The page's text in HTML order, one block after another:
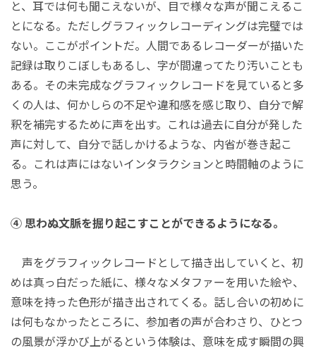
と、耳では何も聞こえないが、目で様々な声が聞こえるこ
とになる。ただしグラフィックレコーディングは完璧では
ない。ここがポイントだ。人間であるレコーダーが描いた
記録は取りこぼしもあるし、字が間違ってたり汚いことも
ある。その未完成なグラフィックレコードを見ていると多
くの人は、何かしらの不足や違和感を感じ取り、自分で解
釈を補完するために声を出す。これは過去に自分が発した
声に対して、自分で話しかけるような、内省が巻き起こ
る。これは声にはないインタラクションと時間軸のように
思う。
④ 思わぬ文脈を掘り起こすことができるようになる。
声をグラフィックレコードとして描き出していくと、初
めは真っ白だった紙に、様々なメタファーを用いた絵や、
意味を持った色形が描き出されてくる。話し合いの初めに
は何もなかったところに、参加者の声が合わさり、ひとつ
の風景が浮かび上がるという体験は、意味を成す瞬間の興